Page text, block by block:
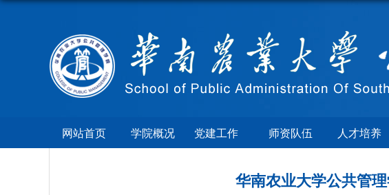
网站首页 学院概况 党建工作 师资队伍 人才培养
华南农业大学公共管